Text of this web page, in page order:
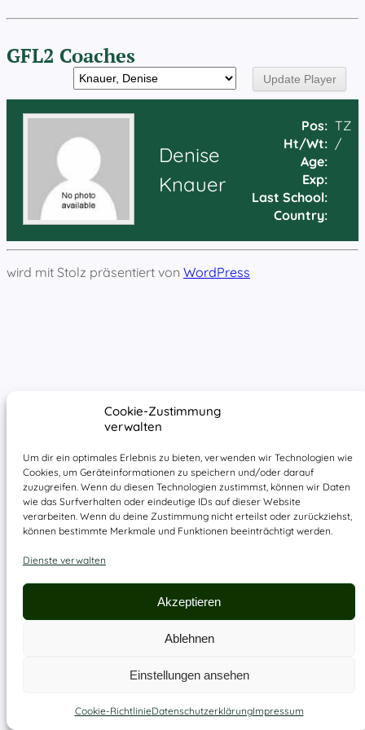
Cookie-Zustimmung
verwalten
Um dir ein optimales Erlebnis zu bieten, verwenden wir Technologien wie
Cookies, um Geräteinformationen zu speichern und/oder darauf
zuzugreifen. Wenn du diesen Technologien zustimmst, können wir Daten
wie das Surfverhalten oder eindeutige IDs auf dieser Website
verarbeiten. Wenn du deine Zustimmung nicht erteilst oder zurückziehst,
können bestimmte Merkmale und Funktionen beeinträchtigt werden.
Dienste verwalten
Akzeptieren
Ablehnen
Einstellungen ansehen
Cookie-RichtlinieDatenschutzerklärungImpressum
GFL2 Coaches
Denise
Knauer
Pos: TZ
Ht/Wt: /
Age:
Exp:
Last School:
Country:
wird mit Stolz präsentiert von WordPress